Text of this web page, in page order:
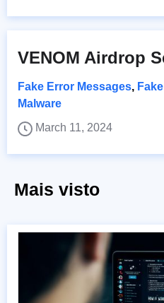
VENOM Airdrop
Fake Error Messages,
Malware
March 11, 2024
Mais visto